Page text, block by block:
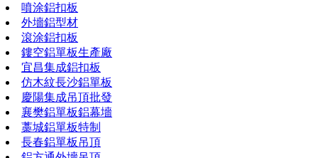
噴涂鋁扣板
外墻鋁型材
滾涂鋁扣板
鏤空鋁單板生產廠
宜昌集成鋁扣板
仿木紋長沙鋁單板
慶陽集成吊頂批發
襄樊鋁單板鋁幕墻
藁城鋁單板特制
長春鋁單板吊頂